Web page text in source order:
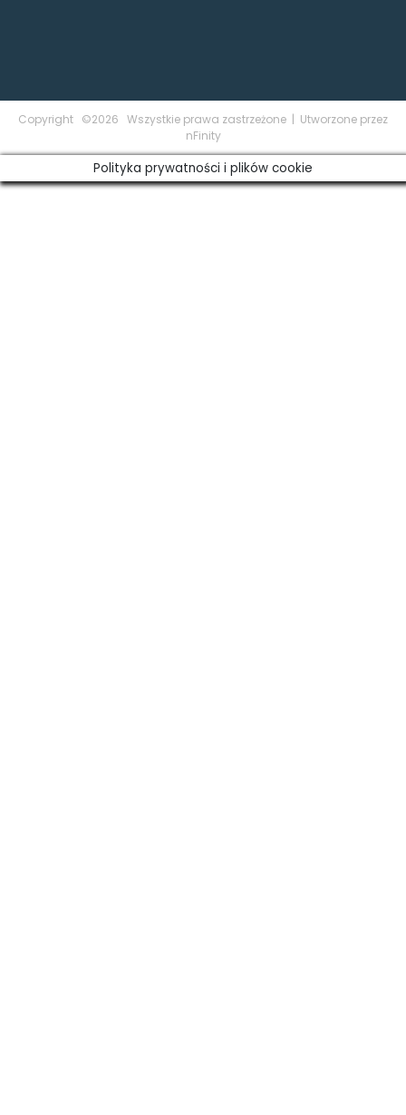
Copyright ©2026 Wszystkie prawa zastrzeżone | Utworzone przez
nFinity
Polityka prywatności i plików cookie